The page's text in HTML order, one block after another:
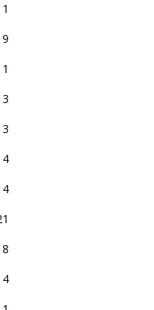
1
9
3
3
4
4
8
4